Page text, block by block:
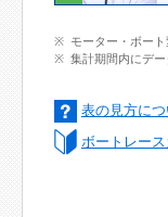
モーター・ボート
集計期間内にデー
表の見方につ
ボートレー